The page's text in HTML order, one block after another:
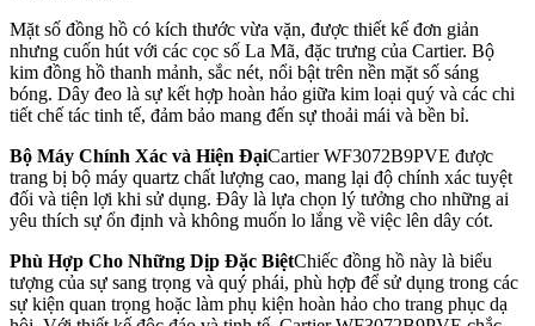
Mặt số đồng hồ có kích thước vừa vặn, được thiết kế đơn giản
nhưng cuốn hút với các cọc số La Mã, đặc trưng của Cartier. Bộ
kim đồng hồ thanh mảnh, sắc nét, nổi bật trên nền mặt số sáng
bóng. Dây đeo là sự kết hợp hoàn hảo giữa kim loại quý và các chi
tiết chế tác tinh tế, đảm bảo mang đến sự thoải mái và bền bỉ.
Bộ Máy Chính Xác và Hiện ĐạiCartier WF3072B9PVE được
trang bị bộ máy quartz chất lượng cao, mang lại độ chính xác tuyệt
đối và tiện lợi khi sử dụng. Đây là lựa chọn lý tưởng cho những ai
yêu thích sự ổn định và không muốn lo lắng về việc lên dây cót.
Phù Hợp Cho Những Dịp Đặc BiệtChiếc đồng hồ này là biểu
tượng của sự sang trọng và quý phái, phù hợp để sử dụng trong các
sự kiện quan trọng hoặc làm phụ kiện hoàn hảo cho trang phục dạ